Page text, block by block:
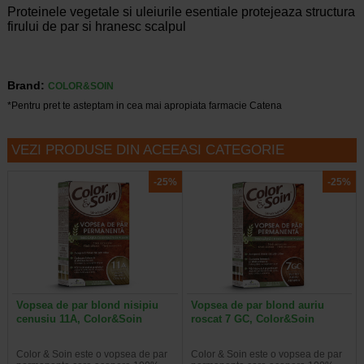
Proteinele vegetale si uleiurile esentiale protejeaza structura
firului de par si hranesc scalpul
Brand: COLOR&SOIN
*Pentru pret te asteptam in cea mai apropiata farmacie Catena
VEZI PRODUSE DIN ACEEASI CATEGORIE
-25%
Vopsea de par blond nisipiu
cenusiu 11A, Color&Soin
Color & Soin este o vopsea de par
-25%
Vopsea de par blond auriu
roscat 7 GC, Color&Soin
Color & Soin este o vopsea de par